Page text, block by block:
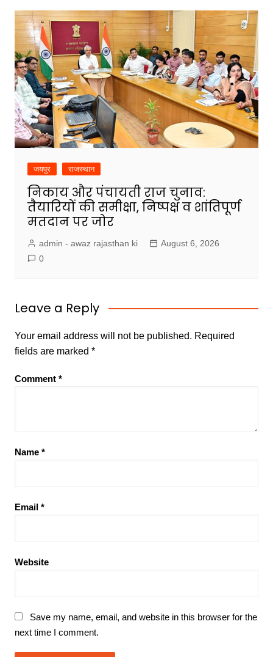
जयपुर राजस्थान
निकाय और पंचायती राज चुनाव:
तैयारियों की समीक्षा, निष्पक्ष व शांतिपूर्ण
मतदान पर जोर
admin - awaz rajasthan ki
August 6, 2026
0
Leave a Reply
Your email address will not be published. Required
fields are marked *
Comment *
Name *
Email *
Website
Save my name, email, and website in this browser for the
next time I comment.